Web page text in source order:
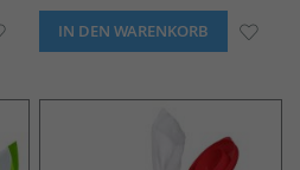
ZUR IN DEN WARENKORB ZUR